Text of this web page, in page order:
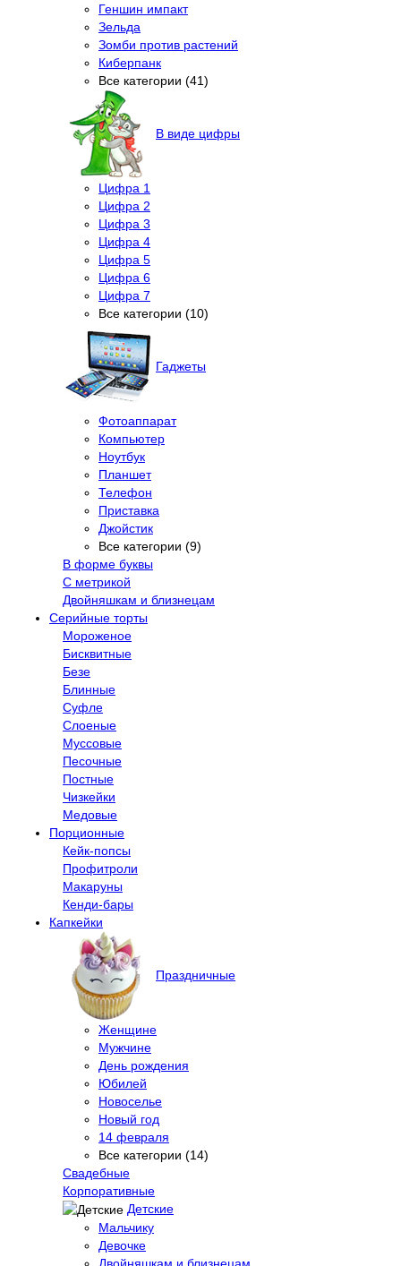
Геншин импакт
Зельда
Зомби против растений
Киберпанк
Все категории (41)
В виде цифры
Цифра 1
Цифра 2
Цифра 3
Цифра 4
Цифра 5
Цифра 6
Цифра 7
Все категории (10)
Гаджеты
Фотоаппарат
Компьютер
Ноутбук
Планшет
Телефон
Приставка
Джойстик
Все категории (9)
В форме буквы
С метрикой
Двойняшкам и близнецам
Серийные торты
Мороженое
Бисквитные
Безе
Блинные
Суфле
Слоеные
Муссовые
Песочные
Постные
Чизкейки
Медовые
Порционные
Кейк-попсы
Профитроли
Макаруны
Кенди-бары
Капкейки
Праздничные
Женщине
Мужчине
День рождения
Юбилей
Новоселье
Новый год
14 февраля
Все категории (14)
Свадебные
Корпоративные
Детские
Мальчику
Девочке